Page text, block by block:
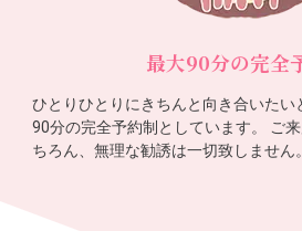
最大90分の完全
ひとりひとりにきちんと向き合いたい
90分の完全予約制としています。 ご
ちろん、無理な勧誘は一切致しません。